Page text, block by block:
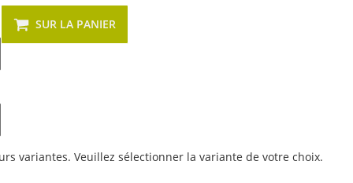
SUR LA PANIER
variantes. Veuillez sélectionner la variante de votre choix.